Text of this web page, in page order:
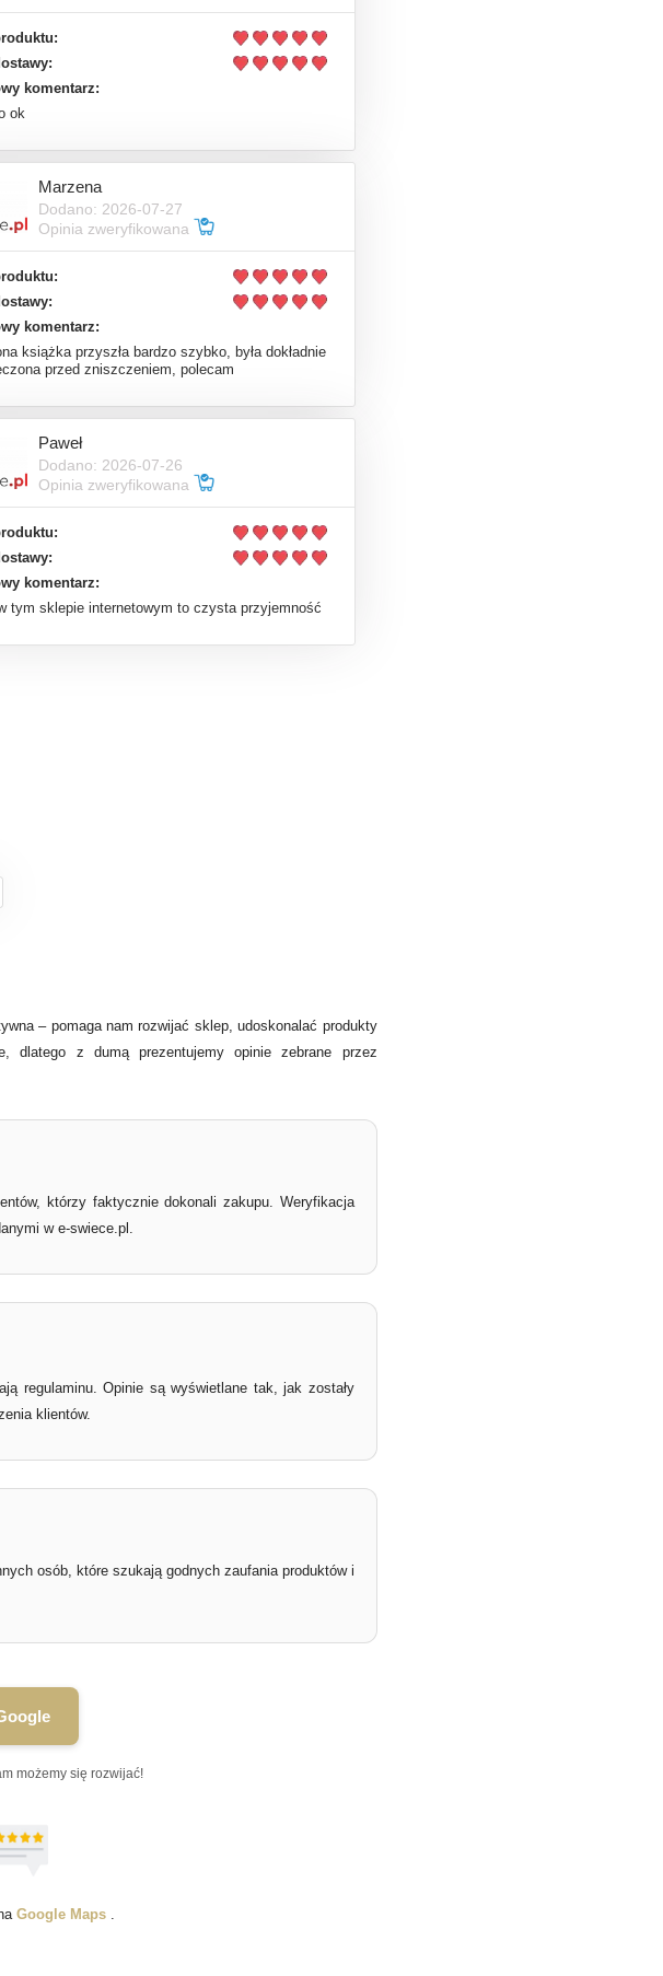
komentarz:
ok
Marzena
Dodano: 2026-07-27
Opinia zweryfikowana
komentarz:
książka przyszła bardzo szybko, była dokładnie
przed zniszczeniem, polecam
Paweł
Dodano: 2026-07-26
Opinia zweryfikowana
komentarz:
tym sklepie internetowym to czysta przyjemność
– pomaga nam rozwijać sklep, udoskonalać produkty
dlatego z dumą prezentujemy opinie zebrane przez
którzy faktycznie dokonali zakupu. Weryfikacja
w e-swiece.pl.
regulaminu. Opinie są wyświetlane tak, jak zostały
klientów.
osób, które szukają godnych zaufania produktów i
możemy się rozwijać!
Google Maps